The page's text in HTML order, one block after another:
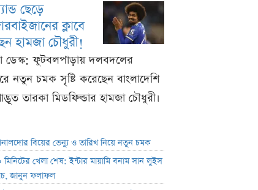
ছেড়ে
ক্লাবে
হামজা চৌধুরী!
ডেস্ক: ফুটবলপাড়ায় দলবদলের
নতুন চমক সৃষ্টি করেছেন বাংলাদেশি
তারকা মিডফিল্ডার হামজা চৌধুরী।
বিয়ের ভেন্যু ও তারিখ নিয়ে নতুন চমক
খেলা শেষ: ইন্টার মায়ামি বনাম সান লুইস
জানুন ফলাফল